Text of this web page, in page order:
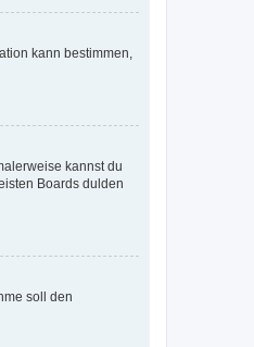
kann bestimmen,
kannst du
Boards dulden
soll den